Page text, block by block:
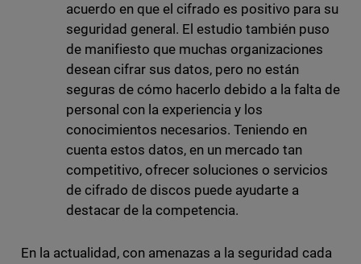
acuerdo en que el cifrado es positivo para su
seguridad general. El estudio también puso
de manifiesto que muchas organizaciones
desean cifrar sus datos, pero no están
seguras de cómo hacerlo debido a la falta de
personal con la experiencia y los
conocimientos necesarios. Teniendo en
cuenta estos datos, en un mercado tan
competitivo, ofrecer soluciones o servicios
de cifrado de discos puede ayudarte a
destacar de la competencia.
En la actualidad, con amenazas a la seguridad cada